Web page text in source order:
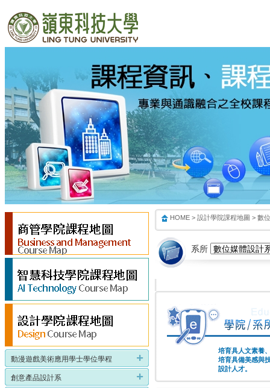
動漫遊戲美術應用學士學位學程
創意產品設計系
HOME > 設計學院課程地圖 > 數
系所
培育具人文素養
培育具備美感與
設計人才。